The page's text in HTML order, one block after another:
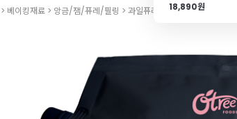
18,890원
> 베이킹재료 > 앙금/잼/퓨레/필링 > 과일퓨레/잼